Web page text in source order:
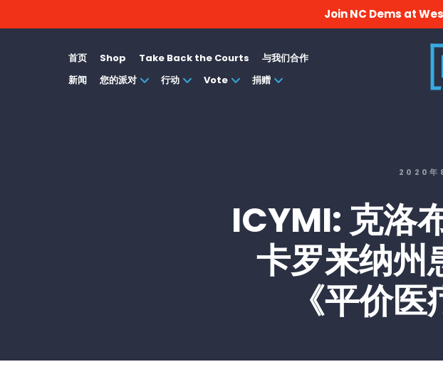
Join NC Dems at
首页 Shop Take Back the Courts
与我们合作
新闻
您的派对 行动 Vote 捐赠
2020年
ICYMI: 克洛
卡罗来纳州
《平价